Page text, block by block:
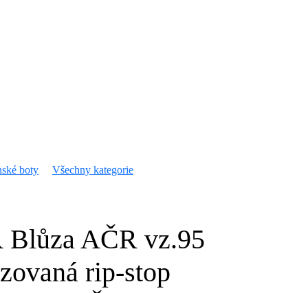
boty
Všechny kategorie
Blůza AČR vz.95
rip-stop